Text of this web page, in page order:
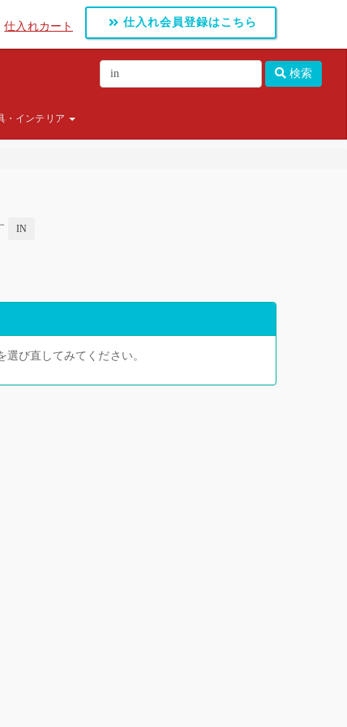
仕入れカート 仕入れ会員登録はこちら
検索
・インテリア
IN
び直してみてください。